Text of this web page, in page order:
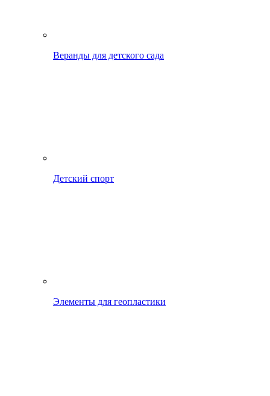
Веранды для детского сада
Детский спорт
Элементы для геопластики